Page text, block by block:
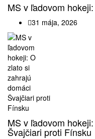
MS v ľadovom
31 mája, 2026
MS v ľadovom
Švajčiari proti Fínsku